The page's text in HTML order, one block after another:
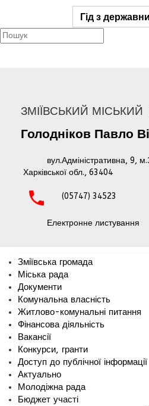
Гід з
ЗМІЇВСЬКИЙ
Голодніков Павло
вул.Адміністративна, 9,
Харківської обл., 63404
(05747) 34523
Електронне листування
Зміївська громада
Міська рада
Документи
Комунальна власність
Житлово-комунальні питання
Фінансова діяльність
Вакансії
Конкурси, гранти
Доступ до публічної інформації
Актуально
Молодіжна рада
Бюджет участі